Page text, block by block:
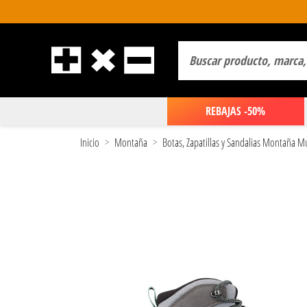
REBAJAS -50%
Inicio Montaña Botas, Zapatillas y Sandalias Montaña